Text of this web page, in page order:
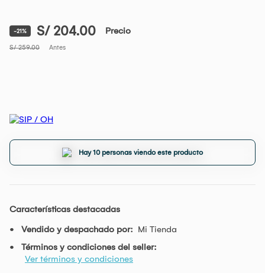
-21% S/ 204.00 Precio
S/ 259.00 Antes
Hay 10 personas viendo este producto
Características destacadas
Vendido y despachado por: Mi Tienda
Términos y condiciones del seller:
Ver términos y condiciones